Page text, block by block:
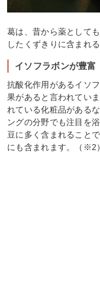
葛は、昔から薬として
したくずきりに含まれ
イソフラボンが豊富
抗酸化作用があるイソ
果があると言われてい
れている化粧品がある
ングの分野でも注目を
豆に多く含まれること
にも含まれます。（※2）